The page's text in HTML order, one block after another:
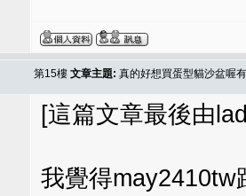
第15樓 文章主題: 真的好想買蛋型貓沙盆喔
[這篇文章最後由
我覺得may2410tw